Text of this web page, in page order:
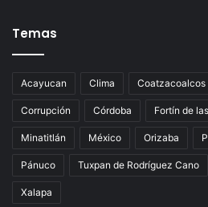
Temas
Acayucan Clima Coatzacoalcos
Corrupción Córdoba Fortín de
Minatitlán México Orizaba
Pánuco Tuxpan de Rodríguez Cano
Xalapa